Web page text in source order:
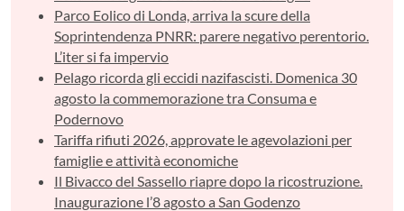
Parco Eolico di Londa, arriva la scure della
Soprintendenza PNRR: parere negativo perentorio.
L’iter si fa impervio
Pelago ricorda gli eccidi nazifascisti. Domenica 30
agosto la commemorazione tra Consuma e
Podernovo
Tariffa rifiuti 2026, approvate le agevolazioni per
famiglie e attività economiche
Il Bivacco del Sassello riapre dopo la ricostruzione.
Inaugurazione l’8 agosto a San Godenzo